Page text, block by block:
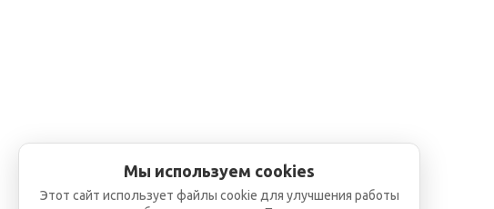
Мы используем cookies
Этот сайт использует файлы cookie для улучшения работы